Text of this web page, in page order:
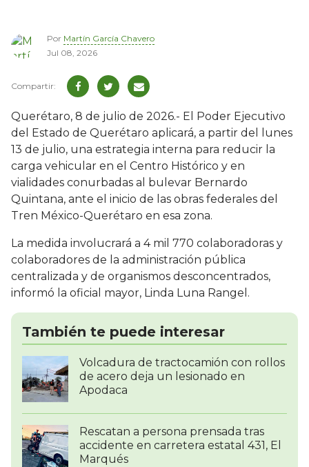
Por Martín García Chavero
Jul 08, 2026
Querétaro, 8 de julio de 2026.- El Poder Ejecutivo
del Estado de Querétaro aplicará, a partir del lunes
13 de julio, una estrategia interna para reducir la
carga vehicular en el Centro Histórico y en
vialidades conurbadas al bulevar Bernardo
Quintana, ante el inicio de las obras federales del
Tren México-Querétaro en esa zona.
La medida involucrará a 4 mil 770 colaboradoras y
colaboradores de la administración pública
centralizada y de organismos desconcentrados,
informó la oficial mayor, Linda Luna Rangel.
También te puede interesar
Volcadura de tractocamión con rollos
de acero deja un lesionado en
Apodaca
Rescatan a persona prensada tras
accidente en carretera estatal 431, El
Marqués